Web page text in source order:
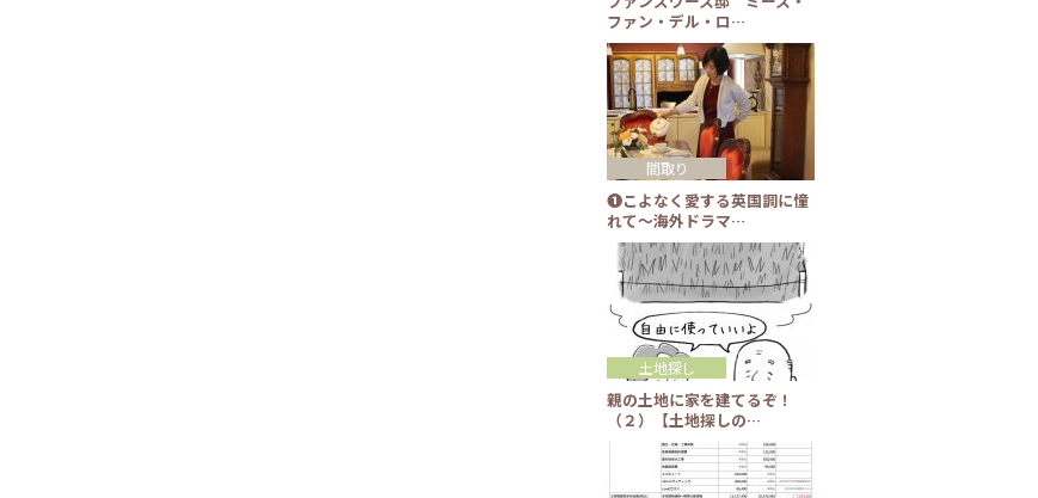
ファン・デル・ロ…
❶こよなく愛する英国調に憧
れて～海外ドラマ…
間取り
親の土地に家を建てるぞ！
（２）【土地探しの…
土地探し